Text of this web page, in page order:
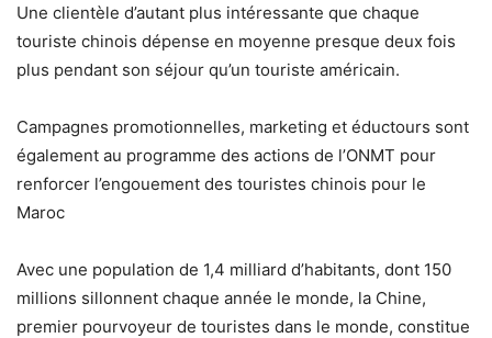
Une clientèle d’autant plus intéressante que chaque
touriste chinois dépense en moyenne presque deux fois
plus pendant son séjour qu’un touriste américain.
Campagnes promotionnelles, marketing et éductours sont
également au programme des actions de l’ONMT pour
renforcer l’engouement des touristes chinois pour le
Maroc
Avec une population de 1,4 milliard d’habitants, dont 150
millions sillonnent chaque année le monde, la Chine,
premier pourvoyeur de touristes dans le monde, constitue